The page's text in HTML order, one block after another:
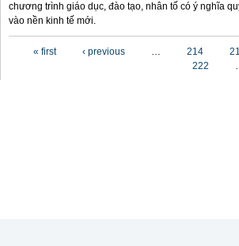
chương trình giáo dục, đào tạo, nhân tố có ý nghĩa
vào nền kinh tế mới.
« first ‹ previous … 214
222